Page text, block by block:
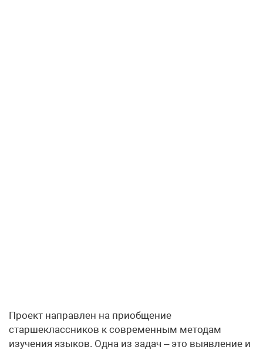
Проект направлен на приобщение
старшеклассников к современным методам
изучения языков. Одна из задач – это выявление и